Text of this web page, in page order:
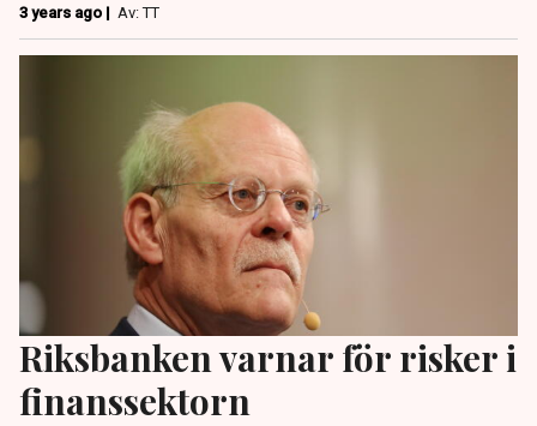
3 years ago | Av: TT
Riksbanken varnar för risker i
finanssektorn